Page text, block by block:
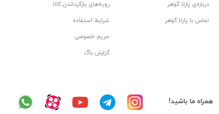
درباره‌ی پارلا گوهر
تماس با پارلا گوهر
رویه‌های بازگرداندن کالا
شرایط استفاده
حریم خصوصی
گزارش باگ
همراه ما باشید!